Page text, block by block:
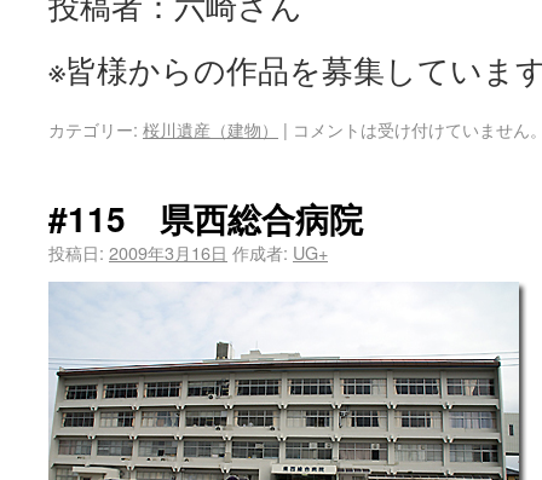
※皆様からの作品を募集していま
カテゴリー: 桜川遺産（建物） | コメントは受け付けていません
#115 県西総合病院
投稿日: 2009年3月16日 作成者: UG+